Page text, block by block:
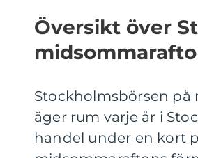
Översikt över
Stockholmsbörsen på
äger rum varje år i
handel under en kort